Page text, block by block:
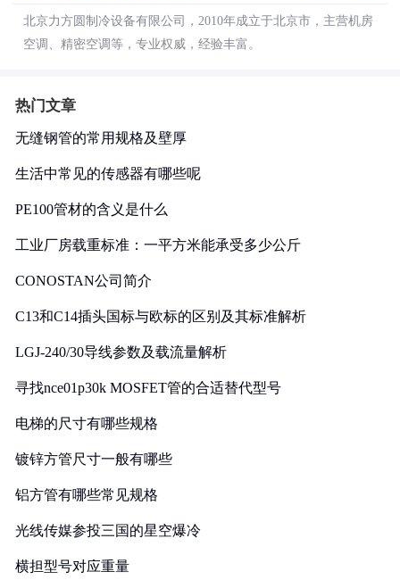
北京力方圆制冷设备有限公司，2010年成立于北京市，主营机房
空调、精密空调等，专业权威，经验丰富。
热门文章
无缝钢管的常用规格及壁厚
生活中常见的传感器有哪些呢
PE100管材的含义是什么
工业厂房载重标准：一平方米能承受多少公斤
CONOSTAN公司简介
C13和C14插头国标与欧标的区别及其标准解析
LGJ-240/30导线参数及载流量解析
寻找nce01p30k MOSFET管的合适替代型号
电梯的尺寸有哪些规格
镀锌方管尺寸一般有哪些
铝方管有哪些常见规格
光线传媒参投三国的星空爆冷
横担型号对应重量